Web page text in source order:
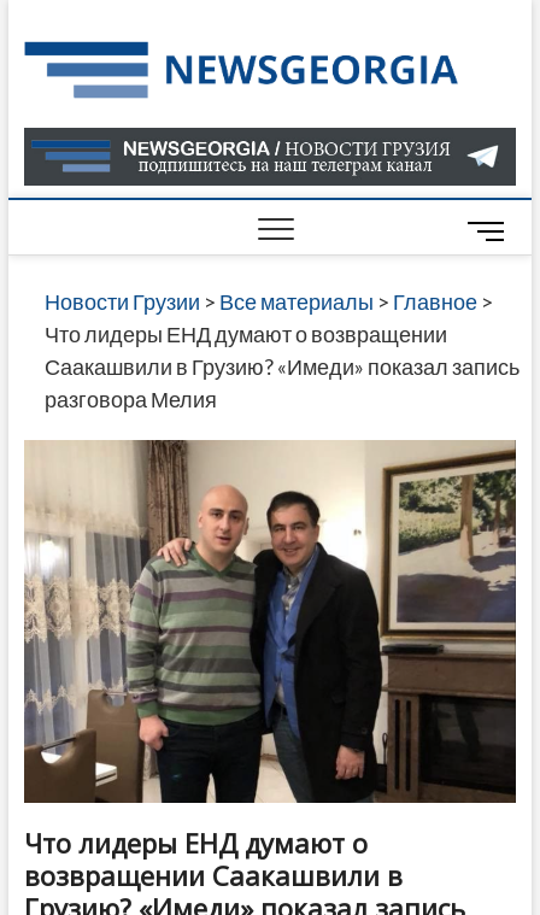
to
content
О
В
ГРУЗИИ
САЙТЕ
M
e
n
B
t
o
n
Новости Грузии > Все материалы > Главное>
Что лидеры ЕНД думают о возвращении
Саакашвили в Грузию? «Имеди» показал запись
разговора Мелия
Что лидеры ЕНД думают о
возвращении Саакашвили в
Грузию? «Имеди» показал запись